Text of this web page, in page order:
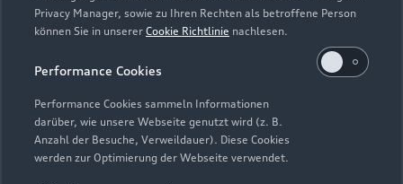
Privacy Manager, sowie zu Ihren Rechten als betroffene Person
können Sie in unserer Cookie Richtlinie nachlesen.
Performance Cookies
Performance Cookies sammeln Informationen
darüber, wie unsere Webseite genutzt wird (z. B.
Anzahl der Besuche, Verweildauer). Diese Cookies
werden zur Optimierung der Webseite verwendet.
Zur Audi Shopping World